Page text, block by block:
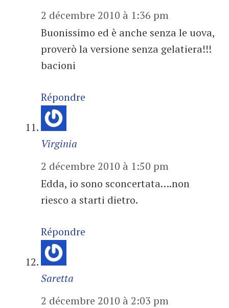
2 décembre 2010 à 1:36 pm
Buonissimo ed è anche senza le uova,
proverò la versione senza gelatiera!!!
bacioni
Répondre
Virginia
2 décembre 2010 à 1:50 pm
Edda, io sono sconcertata….non
riesco a starti dietro.
Répondre
Saretta
2 décembre 2010 à 2:03 pm